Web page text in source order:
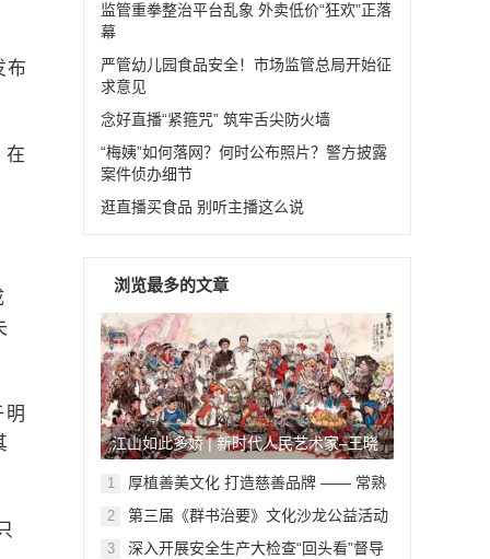
布
在
监管重拳整治平台乱象 外卖低价“狂欢”正落
幕
严管幼儿园食品安全！市场监管总局开始征
求意见
念好直播“紧箍咒” 筑牢舌尖防火墙
“梅姨”如何落网？何时公布照片？警方披露
案件侦办细节
逛直播买食品 别听主播这么说
浏览最多的文章
江山如此多娇 | 新时代人民艺术家–王晓
鹏
1
厚植善美文化 打造慈善品牌 —— 常熟
举行六个慈善文化教育基地授牌仪式
2
第三届《群书治要》文化沙龙公益活动
在北京顺利举行
3
深入开展安全生产大检查“回头看”督导